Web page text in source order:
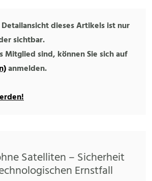
dieses Artikels ist nur
sichtbar.
Mitglied sind, können Sie sich auf
anmelden.
Satelliten – Sicherheit
Ernstfall